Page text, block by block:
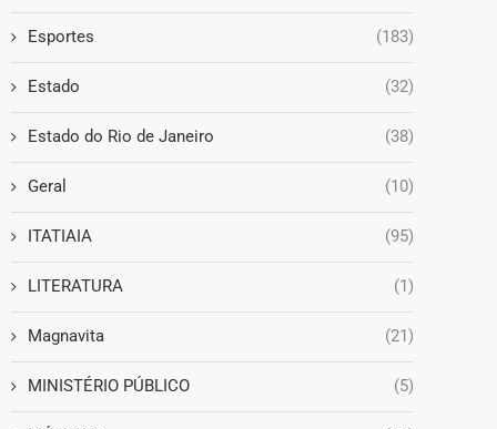
Esportes (183)
Estado (32)
Estado do Rio de Janeiro (38)
Geral (10)
ITATIAIA (95)
LITERATURA (1)
Magnavita (21)
MINISTÉRIO PÚBLICO (5)